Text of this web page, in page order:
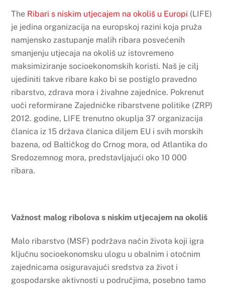
The Ribari s niskim utjecajem na okoliš u Europi (LIFE)
je jedina organizacija na europskoj razini koja pruža
namjensko zastupanje malih ribara posvećenih
smanjenju utjecaja na okoliš uz istovremeno
maksimiziranje socioekonomskih koristi. Naš je cilj
ujediniti takve ribare kako bi se postiglo pravedno
ribarstvo, zdrava mora i živahne zajednice. Pokrenut
uoči reformirane Zajedničke ribarstvene politike (ZRP)
2012. godine, LIFE trenutno okuplja 37 organizacija
članica iz 15 država članica diljem EU i svih morskih
bazena, od Baltičkog do Crnog mora, od Atlantika do
Sredozemnog mora, predstavljajući oko 10 000
ribara.
Važnost malog ribolova s niskim utjecajem na okoliš
Malo ribarstvo (MSF) podržava način života koji igra
ključnu socioekonomsku ulogu u obalnim i otočnim
zajednicama osiguravajući sredstva za život i
gospodarske aktivnosti u područjima, posebno tamo